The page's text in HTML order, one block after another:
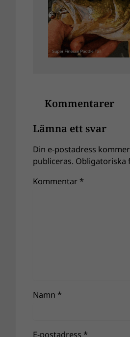
Kommentarer
Lämna ett svar
Din e-postadress
publiceras. Obligatoriska
Kommentar *
Namn *
E-postadress *